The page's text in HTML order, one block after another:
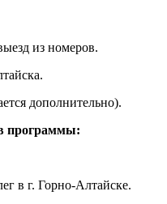
из номеров.
дополнительно).
программы:
в г. Горно-Алтайске.